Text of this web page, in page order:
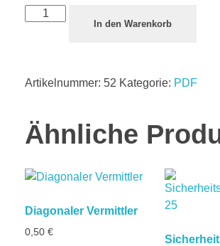
In den Warenkorb
Artikelnummer: 52 Kategorie: PDF
Ähnliche
Diagonaler Vermittler
0,50 €